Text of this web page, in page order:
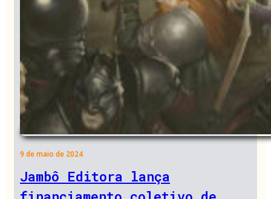
9 de maio de 2024
Jambô Editora lança